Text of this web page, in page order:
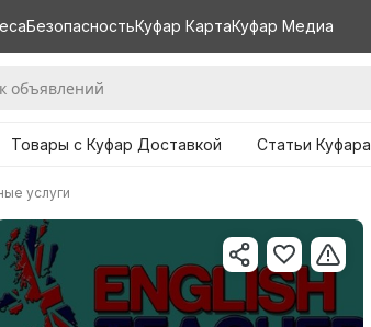
БезопасностьКуфар КартаКуфар Медиа
Товары с Куфар Доставкой Статьи Куфара
услуги